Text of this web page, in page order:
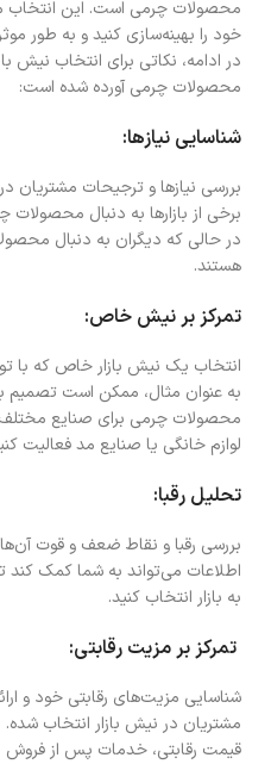
محصولات چرمی است. این انتخاب
خود را بهینه‌سازی کنید و به طور
در ادامه، نکاتی برای انتخاب نیش
محصولات چرمی آورده شده است:
شناسایی نیازها:
بررسی نیازها و ترجیحات مشتریان
برخی از بازارها به دنبال
در حالی که دیگران به دنبال
هستند.
تمرکز بر نیش خاص:
انتخاب یک نیش بازار خاص که با
به عنوان مثال، ممکن است تصمیم
محصولات چرمی برای صنایع مختلف
لوازم خانگی یا صنایع مد فعالیت
تحلیل رقبا:
بررسی رقبا و نقاط ضعف و قوت
اطلاعات می‌تواند به شما کمک کند
به بازار انتخاب کنید.
تمرکز بر مزیت رقابتی:
شناسایی مزیت‌های رقابتی خود و
مشتریان در نیش بازار انتخاب
قیمت رقابتی، خدمات پس از فروش